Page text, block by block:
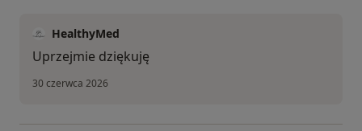
HealthyMed
Uprzejmie dziękuję
30 czerwca 2026